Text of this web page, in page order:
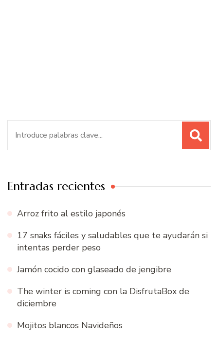
Entradas recientes
Arroz frito al estilo japonés
17 snaks fáciles y saludables que te ayudarán si
intentas perder peso
Jamón cocido con glaseado de jengibre
The winter is coming con la DisfrutaBox de
diciembre
Mojitos blancos Navideños